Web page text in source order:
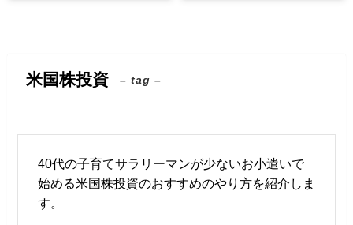
米国株投資 – tag –
40代の子育てサラリーマンが少ないお小遣いで
始める米国株投資のおすすめのやり方を紹介しま
す。